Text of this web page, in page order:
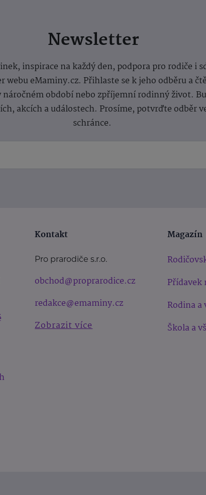
Newsletter
inspirace na každý den, podpora pro rodiče i
webu eMaminy.cz. Přihlaste se k jeho odběru a
období nebo zpříjemní rodinný život.
akcích a událostech. Prosíme, potvrďte odběr
schránce.
Kontakt
Pro prarodiče s.r.o.
obchod@proprarodice.cz
redakce@emaminy.cz
Zobrazit více
Magazín
Přídavek
Rodina a
Škola a